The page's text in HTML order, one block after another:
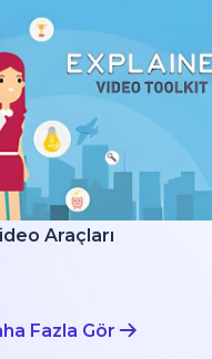
Araçları
Fazla Gör